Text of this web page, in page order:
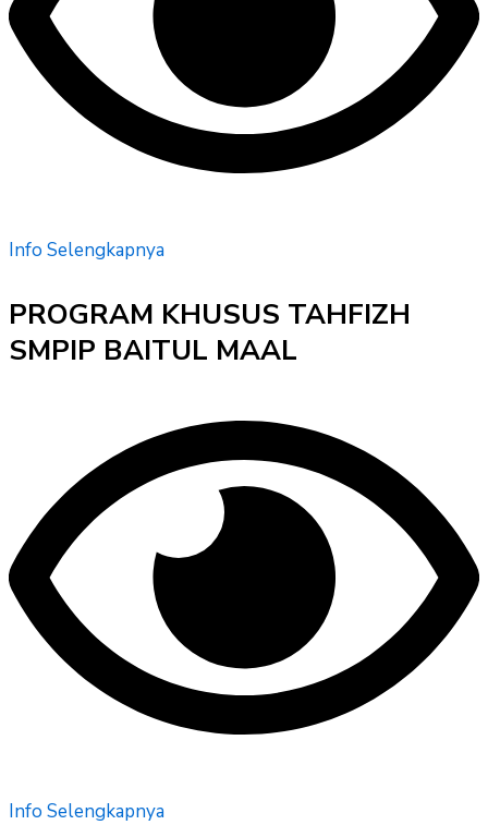
Info Selengkapnya
PROGRAM KHUSUS TAHFIZH
SMPIP BAITUL MAAL
Info Selengkapnya